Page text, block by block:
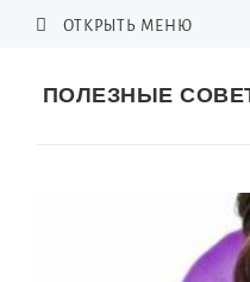
ОТКРЫТЬ МЕНЮ
ПОЛЕЗНЫЕ